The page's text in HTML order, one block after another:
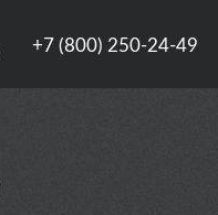
+7 (800) 250-24-49